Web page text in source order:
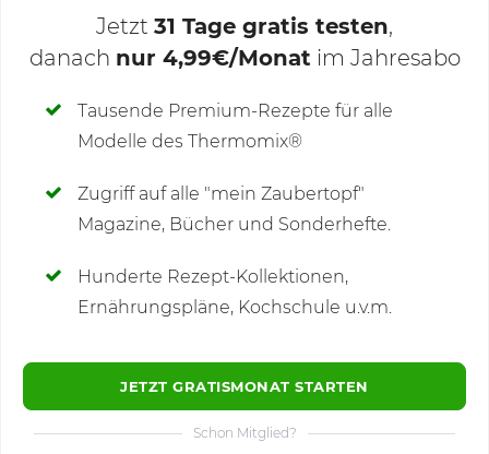
Deine Notizen
Jetzt 31 Tage gratis testen,
danach nur 4,99€/Monat im Jahresabo
Tausende Premium-Rezepte für alle
Modelle des Thermomix®
Zugriff auf alle "mein Zaubertopf"
Magazine, Bücher und Sonderhefte.
Hunderte Rezept-Kollektionen,
Ernährungspläne, Kochschule u.v.m.
JETZT GRATISMONAT STARTEN
Schon Mitglied?
Kommentare(2)